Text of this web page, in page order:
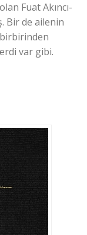
Fuat Akıncı-
Bir de ailenin
var gibi.